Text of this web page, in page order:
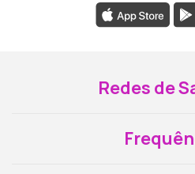
Redes de